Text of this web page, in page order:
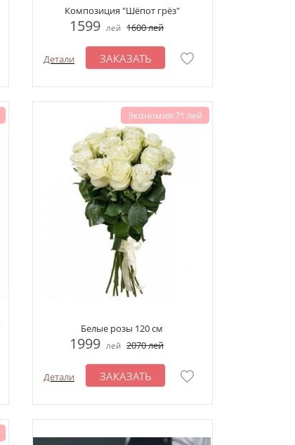
Композиция "Шёпот грёз"
1599 лей 1600лей
Детали ЗАКАЗАТЬ
Экономия:71 лей
Белые розы 120 см
1999 лей 2070лей
Детали ЗАКАЗАТЬ